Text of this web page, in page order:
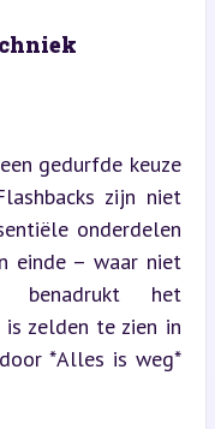
gedurfde keuze
zijn niet
onderdelen
einde – waar niet
het
zelden te zien in
*Alles is weg*